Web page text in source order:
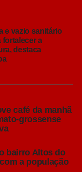
vale entender
são
Lager e Ale.
trabalham em
conhecido
bebidas
e de sabor
de alta
mais elevadas.
e vazio sanitário
fortalecer a
destaca
café da manhã
grossense
bairro Altos do
a população